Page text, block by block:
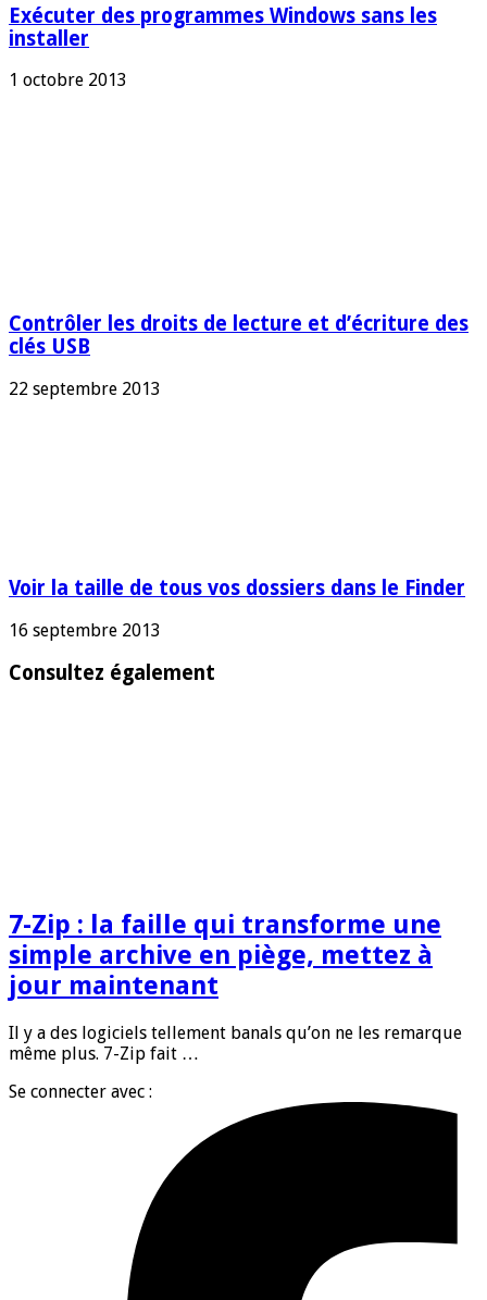
Exécuter des programmes Windows sans les
installer
1 octobre 2013
Contrôler les droits de lecture et d’écriture des
clés USB
22 septembre 2013
Voir la taille de tous vos dossiers dans le Finder
16 septembre 2013
Consultez également
7-Zip : la faille qui transforme une
simple archive en piège, mettez à
jour maintenant
Il y a des logiciels tellement banals qu’on ne les remarque
même plus. 7-Zip fait …
Se connecter avec :